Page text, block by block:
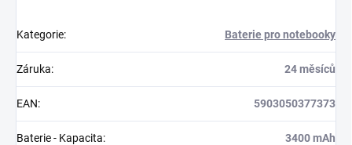
Kategorie: Baterie pro notebooky
Záruka: 24 měsíců
EAN: 5903050377373
Baterie - Kapacita: 3400 mAh